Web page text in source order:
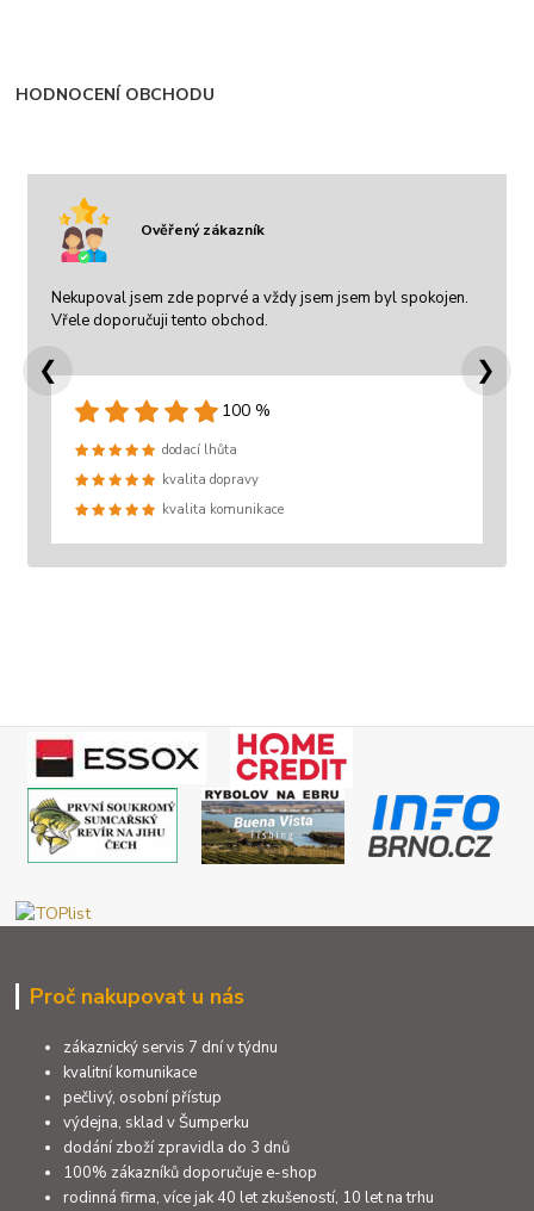
HODNOCENÍ OBCHODU
Ověřený zákazník
Nekupoval jsem zde poprvé a vždy jsem jsem byl spokojen.
Vřele doporučuji tento obchod.
100 %
dodací lhůta
kvalita dopravy
kvalita komunikace
❮ ❯
Proč nakupovat u nás
zákaznický servis 7 dní v týdnu
kvalitní komunikace
pečlivý, osobní přístup
výdejna, sklad v Šumperku
dodání zboží zpravidla do 3 dnů
100% zákazníků doporučuje e-shop
rodinná firma, více jak 40 let zkušeností, 10 let na trhu